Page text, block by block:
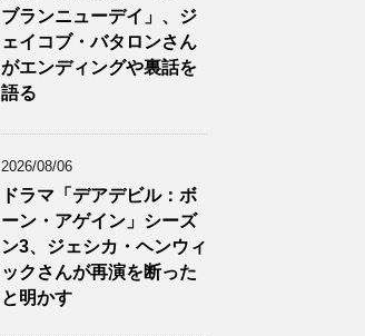
ブランニューデイ」、ジ
ェイコブ・バタロンさん
がエンディングや裏話を
語る
2026/08/06
ドラマ「デアデビル：ボ
ーン・アゲイン」シーズ
ン3、ジェシカ・ヘンウィ
ックさんが再演を断った
と明かす